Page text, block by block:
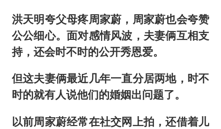
洪天明夸父母疼周家蔚，周家蔚也会夸赞
公公细心。面对感情风波，夫妻俩互相支
持，还会时不时的公开秀恩爱。
但这夫妻俩最近几年一直分居两地，时不
时的就有人说他们的婚姻出问题了。
以前周家蔚经常在社交网上拍，还借着儿